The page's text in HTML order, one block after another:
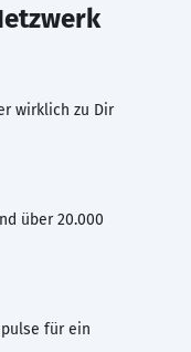
wirklich zu Dir
über 20.000
für ein